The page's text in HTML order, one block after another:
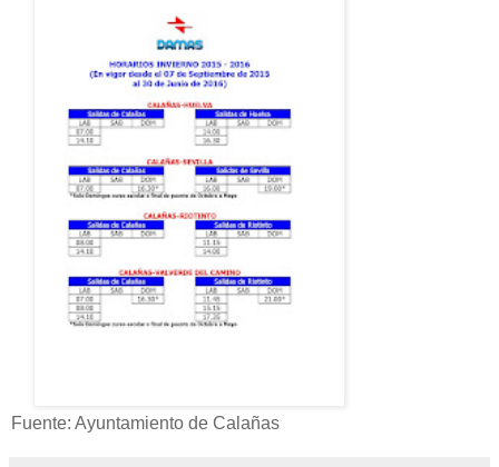
Fuente: Ayuntamiento de Calañas